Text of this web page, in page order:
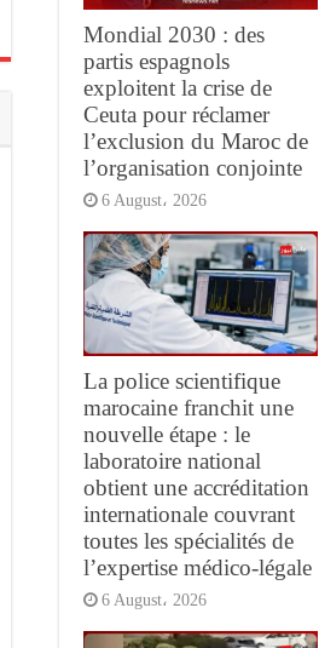
Mondial 2030 : des
partis espagnols
exploitent la crise de
Ceuta pour réclamer
l’exclusion du Maroc de
l’organisation conjointe
6 August، 2026
La police scientifique
marocaine franchit une
nouvelle étape : le
laboratoire national
obtient une accréditation
internationale couvrant
toutes les spécialités de
l’expertise médico-légale
6 August، 2026